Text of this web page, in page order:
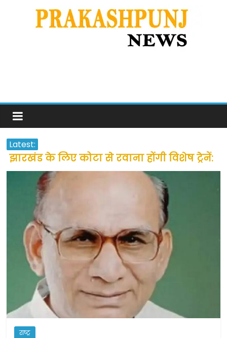
Latest:
झारखंड के लिए कोटा से रवाना होंगी विशेष ट्रेनें:
सीएम हेमंत सोरेन
उत्तराखंड के अन्य राज्यों में फंसे लोगों की जल्द
होगी घर वापसी
प्रवासियों व मजदूरों को दी गई छूट के बाद लोगो
ने कराया पंजीयन: राजस्थान सरकार
शराब और पान की दुकानों को ग्रीन जोन में
खोलने की मिली इजाजत: गृह मंत्रालय
दो हफ्ते के लिए बढ़ाया लॉकडाउन: गृह मंत्रालय
राष्ट्र